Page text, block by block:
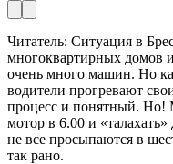
Читатель: Ситуация в
многоквартирных домов
очень много машин. Но
водители прогревают
процесс и понятный. Но!
мотор в 6.00 и
не все просыпаются в
так рано.